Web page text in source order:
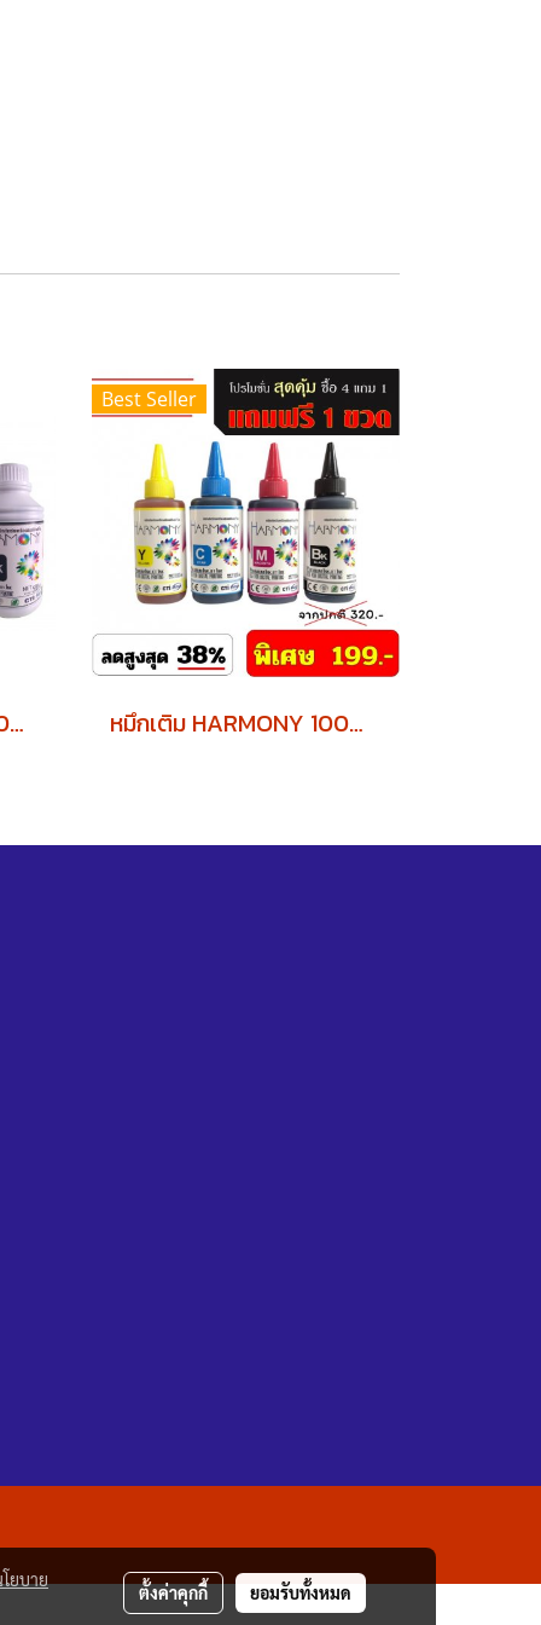
หมึกเติม HARMONY 500ml. EPSON
Best Seller
หมึกเติม HARMONY 100ml. CANON พิเศษ ซื้อ 4 ขวด แถมฟรี 1 ขวด
ยบาย
ตั้งค่าคุกกี้ ยอมรับทั้งหมด